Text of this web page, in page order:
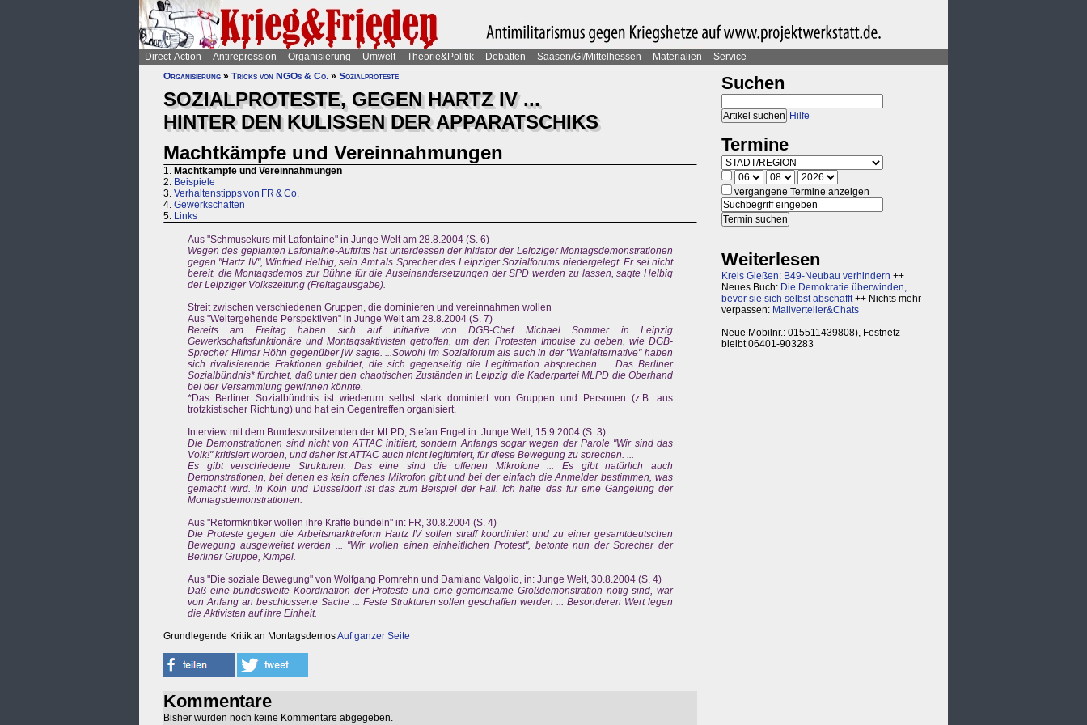
Direct-Action Antirepression Organisierung Umwelt Theorie&Politik Debatten Saasen/GI/Mittelhessen Materialien
Service
Organisierung » Tricks von NGOs & Co. » Sozialproteste
SOZIALPROTESTE, GEGEN HARTZ IV ...
HINTER DEN KULISSEN DER APPARATSCHIKS
Machtkämpfe und Vereinnahmungen
1. Machtkämpfe und Vereinnahmungen
2. Beispiele
3. Verhaltenstipps von FR & Co.
4. Gewerkschaften
5. Links
Aus "Schmusekurs mit Lafontaine" in Junge Welt am 28.8.2004 (S. 6)
Wegen des geplanten Lafontaine-Auftritts hat unterdessen der Initiator der Leipziger Montagsdemonstrationen
gegen "Hartz IV", Winfried Helbig, sein Amt als Sprecher des Leipziger Sozialforums niedergelegt. Er sei nicht
bereit, die Montagsdemos zur Bühne für die Auseinandersetzungen der SPD werden zu lassen, sagte Helbig
der Leipziger Volkszeitung (Freitagausgabe).
Streit zwischen verschiedenen Gruppen, die dominieren und vereinnahmen wollen
Aus "Weitergehende Perspektiven" in Junge Welt am 28.8.2004 (S. 7)
Bereits am Freitag haben sich auf Initiative von DGB-Chef Michael Sommer in Leipzig
Gewerkschaftsfunktionäre und Montagsaktivisten getroffen, um den Protesten Impulse zu geben, wie DGB-
Sprecher Hilmar Höhn gegenüber jW sagte. ...Sowohl im Sozialforum als auch in der "Wahlalternative" haben
sich rivalisierende Fraktionen gebildet, die sich gegenseitig die Legitimation absprechen. ... Das Berliner
Sozialbündnis* fürchtet, daß unter den chaotischen Zuständen in Leipzig die Kaderpartei MLPD die Oberhand
bei der Versammlung gewinnen könnte.
*Das Berliner Sozialbündnis ist wiederum selbst stark dominiert von Gruppen und Personen (z.B. aus
trotzkistischer Richtung) und hat ein Gegentreffen organisiert.
Interview mit dem Bundesvorsitzenden der MLPD, Stefan Engel in: Junge Welt, 15.9.2004 (S. 3)
Die Demonstrationen sind nicht von ATTAC initiiert, sondern Anfangs sogar wegen der Parole "Wir sind das
Volk!" kritisiert worden, und daher ist ATTAC auch nicht legitimiert, für diese Bewegung zu sprechen. ...
Es gibt verschiedene Strukturen. Das eine sind die offenen Mikrofone ... Es gibt natürlich auch
Demonstrationen, bei denen es kein offenes Mikrofon gibt und bei der einfach die Anmelder bestimmen, was
gemacht wird. In Köln und Düsseldorf ist das zum Beispiel der Fall. Ich halte das für eine Gängelung der
Montagsdemonstrationen.
Aus "Reformkritiker wollen ihre Kräfte bündeln" in: FR, 30.8.2004 (S. 4)
Die Proteste gegen die Arbeitsmarktreform Hartz IV sollen straff koordiniert und zu einer gesamtdeutschen
Bewegung ausgeweitet werden ... "Wir wollen einen einheitlichen Protest", betonte nun der Sprecher der
Berliner Gruppe, Kimpel.
Aus "Die soziale Bewegung" von Wolfgang Pomrehn und Damiano Valgolio, in: Junge Welt, 30.8.2004 (S. 4)
Daß eine bundesweite Koordination der Proteste und eine gemeinsame Großdemonstration nötig sind, war
von Anfang an beschlossene Sache ... Feste Strukturen sollen geschaffen werden ... Besonderen Wert legen
die Aktivisten auf ihre Einheit.
Grundlegende Kritik an MontagsdemosAuf ganzer Seite
Kommentare
Bisher wurden noch keine Kommentare abgegeben.
Suchen
Hilfe
Termine
vergangene Termine anzeigen
Weiterlesen
Kreis Gießen: B49-Neubau verhindern ++
Neues Buch: Die Demokratie überwinden,
bevor sie sich selbst abschafft++ Nichts mehr
verpassen: Mailverteiler&Chats
Neue Mobilnr.: 015511439808), Festnetz
bleibt 06401-903283